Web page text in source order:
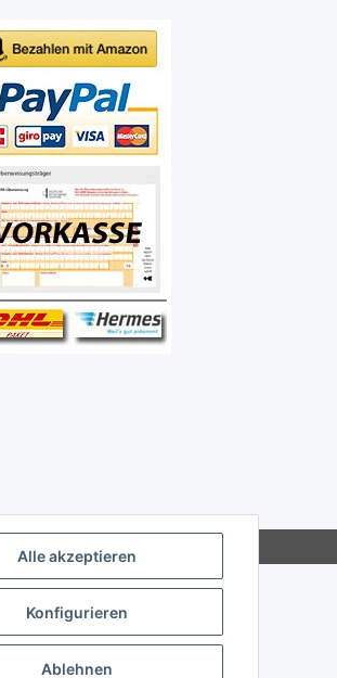
Alle akzeptieren
Konfigurieren
Ablehnen